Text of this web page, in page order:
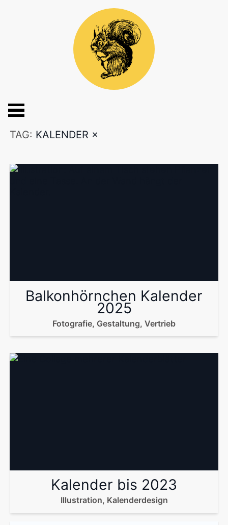
TAG: KALENDER ×
Balkonhörnchen Kalender
2025
Fotografie, Gestaltung, Vertrieb
Kalender bis 2023
Illustration, Kalenderdesign